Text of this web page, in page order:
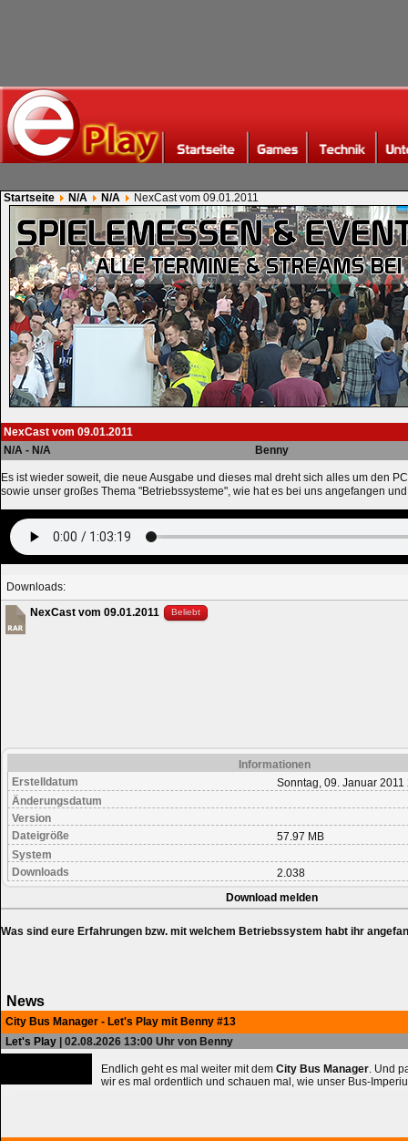
Startseite N/A N/A NexCast vom 09.01.2011
NexCast vom 09.01.2011
N/A - N/A
Benny
Es ist wieder soweit, die neue Ausgabe und dieses mal dreht sich alles um den
sowie unser großes Thema "Betriebssysteme", wie hat es bei uns angefangen
Downloads:
NexCast vom 09.01.2011
Beliebt
Informationen
Erstelldatum
Sonntag, 09. Januar 2011
Änderungsdatum
Version
Dateigröße
57.97 MB
System
Downloads
2.038
Download melden
Was sind eure Erfahrungen bzw. mit welchem Betriebssystem habt ihr
News
City Bus Manager - Let's Play mit Benny #13
Let's Play | 02.08.2026 13:00 Uhr von Benny
Endlich geht es mal weiter mit dem City Bus Manager. Und
wir es mal ordentlich und schauen mal, wie unser Bus-